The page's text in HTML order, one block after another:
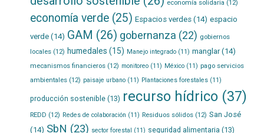
economía solidaria (12)
economía verde(25) Espacios verdes(14) espacio
verde(14) GAM (26) gobernanza (22) gobiernos
locales(12) humedales (15) Manejo integrado(11) manglar(14)
mecanismos financieros(12) monitoreo(11) México(11) pago servicios
ambientales(12) paisaje urbano(11) Plantaciones forestales(11)
producción sostenible(13) recurso hídrico(37)
REDD (12) Redes de colaboración (11) Residuos sólidos(12) San José
(14) SbN (23) sector forestal (11) seguridad alimentaria (13)